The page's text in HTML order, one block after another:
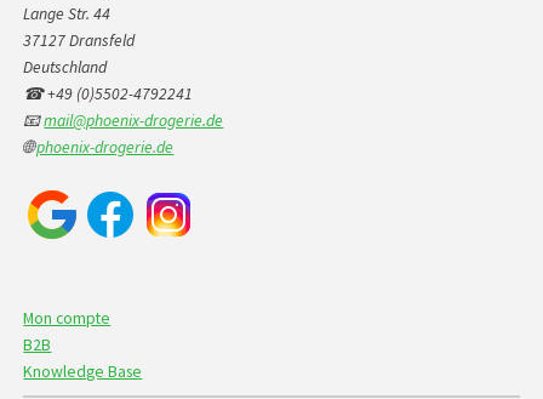
Lange Str. 44
37127 Dransfeld
Deutschland
☎ +49 (0)5502-4792241
📧mail@phoenix-drogerie.de
🌐phoenix-drogerie.de
Mon compte
B2B
Knowledge Base